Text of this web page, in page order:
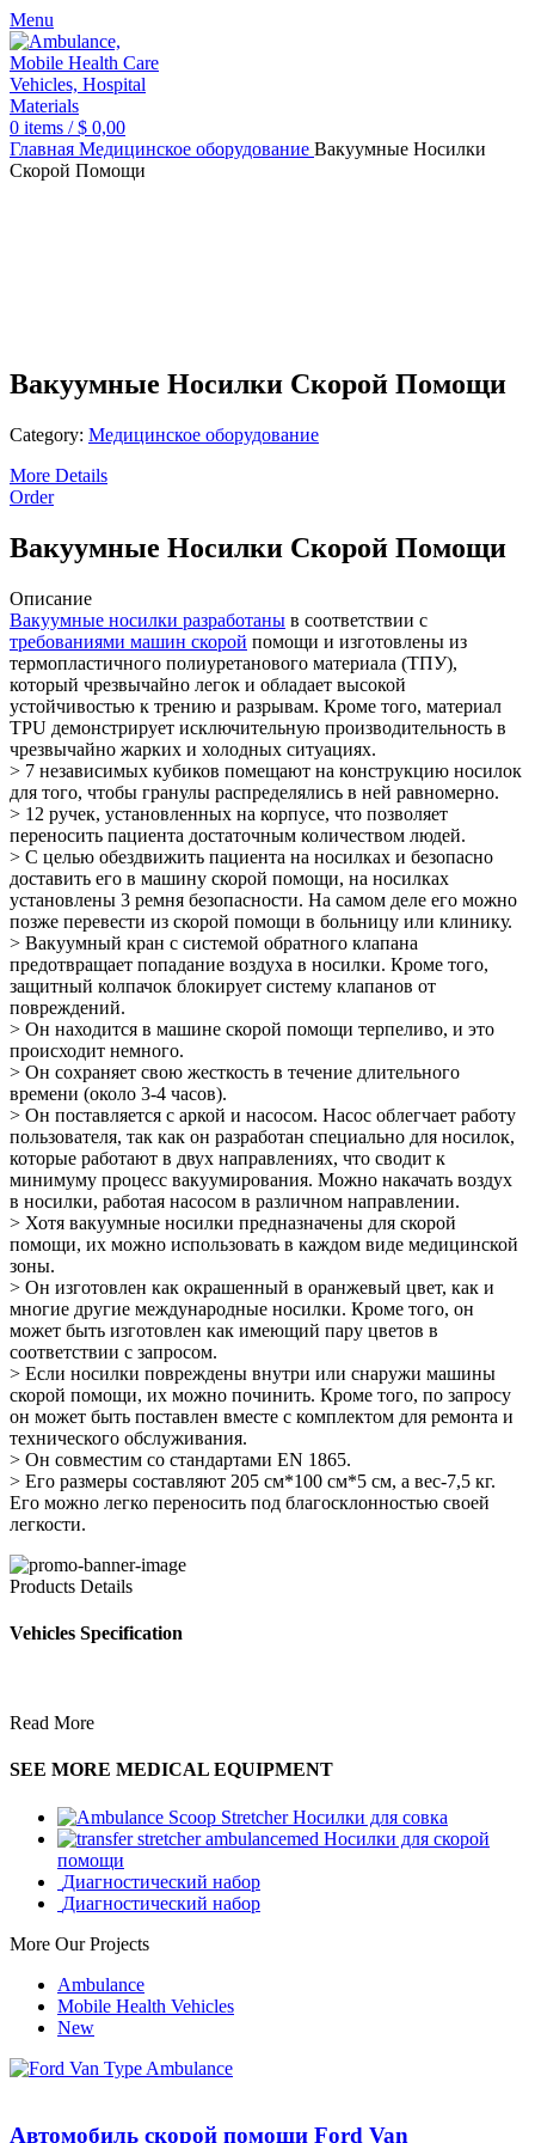
Menu
0 items / $ 0,00
Главная Медицинское оборудование Вакуумные Носилки
Скорой Помощи
Вакуумные Носилки Скорой Помощи
Category: Медицинское оборудование
More Details
Order
Вакуумные Носилки Скорой Помощи
Описание
Вакуумные носилки разработаны в соответствии с
требованиями машин скорой помощи и изготовлены из
термопластичного полиуретанового материала (ТПУ),
который чрезвычайно легок и обладает высокой
устойчивостью к трению и разрывам. Кроме того, материал
TPU демонстрирует исключительную производительность в
чрезвычайно жарких и холодных ситуациях.
> 7 независимых кубиков помещают на конструкцию носилок
для того, чтобы гранулы распределялись в ней равномерно.
> 12 ручек, установленных на корпусе, что позволяет
переносить пациента достаточным количеством людей.
> С целью обездвижить пациента на носилках и безопасно
доставить его в машину скорой помощи, на носилках
установлены 3 ремня безопасности. На самом деле его можно
позже перевести из скорой помощи в больницу или клинику.
> Вакуумный кран с системой обратного клапана
предотвращает попадание воздуха в носилки. Кроме того,
защитный колпачок блокирует систему клапанов от
повреждений.
> Он находится в машине скорой помощи терпеливо, и это
происходит немного.
> Он сохраняет свою жесткость в течение длительного
времени (около 3-4 часов).
> Он поставляется с аркой и насосом. Насос облегчает работу
пользователя, так как он разработан специально для носилок,
которые работают в двух направлениях, что сводит к
минимуму процесс вакуумирования. Можно накачать воздух
в носилки, работая насосом в различном направлении.
> Хотя вакуумные носилки предназначены для скорой
помощи, их можно использовать в каждом виде медицинской
зоны.
> Он изготовлен как окрашенный в оранжевый цвет, как и
многие другие международные носилки. Кроме того, он
может быть изготовлен как имеющий пару цветов в
соответствии с запросом.
> Если носилки повреждены внутри или снаружи машины
скорой помощи, их можно починить. Кроме того, по запросу
он может быть поставлен вместе с комплектом для ремонта и
технического обслуживания.
> Он совместим со стандартами EN 1865.
> Его размеры составляют 205 см*100 см*5 см, а вес-7,5 кг.
Его можно легко переносить под благосклонностью своей
легкости.
Products Details
Vehicles Specification
Read More
SEE MORE MEDICAL EQUIPMENT
Носилки для совка
Носилки для скорой
помощи
Диагностический набор
Диагностический набор
More Our Projects
Ambulance
Mobile Health Vehicles
New
Автомобиль скорой помощи Ford Van